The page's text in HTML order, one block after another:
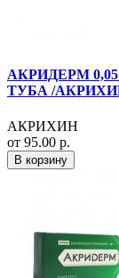
АКРИДЕРМ
ТУБА /
АКРИХИН
от 95.00 р.
В корзину